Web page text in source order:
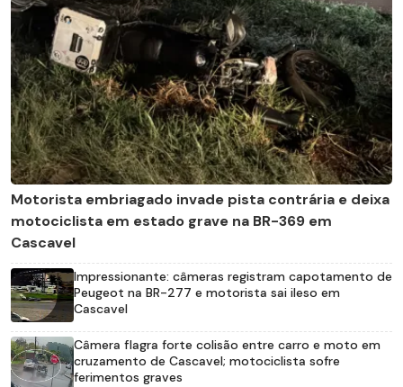
Motorista embriagado invade pista contrária e deixa
motociclista em estado grave na BR-369 em
Cascavel
Impressionante: câmeras registram capotamento de
Peugeot na BR-277 e motorista sai ileso em
Cascavel
Câmera flagra forte colisão entre carro e moto em
cruzamento de Cascavel; motociclista sofre
ferimentos graves